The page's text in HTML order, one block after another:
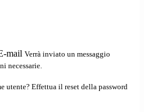
mail Verrà inviato un messaggio
necessarie.
utente? Effettua il reset della password